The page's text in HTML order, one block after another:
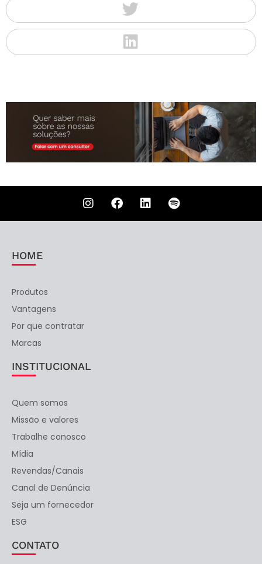
HOME
Produtos
Vantagens
Por que contratar
Marcas
INSTITUCIONAL
Quem somos
Missão e valores
Trabalhe conosco
Mídia
Revendas/Canais
Canal de Denúncia
Seja um fornecedor
ESG
CONTATO